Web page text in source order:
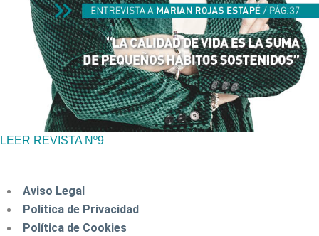
LEER REVISTA Nº9
Aviso Legal
Política de Privacidad
Política de Cookies